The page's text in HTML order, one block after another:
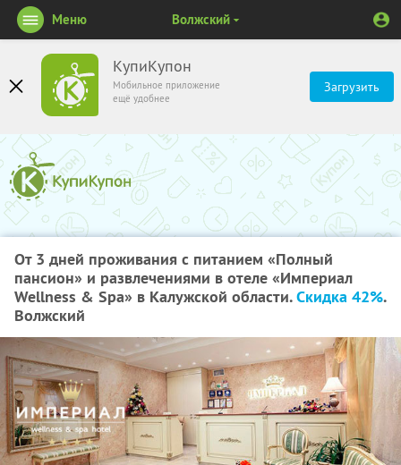
КупиКупон
Мобильное приложение
ещё удобнее
Загрузить
Меню Волжский
От 3 дней проживания с питанием «Полный
пансион» и развлечениями в отеле «Империал
Wellness & Spa» в Калужской области.Скидка 42%.
Волжский